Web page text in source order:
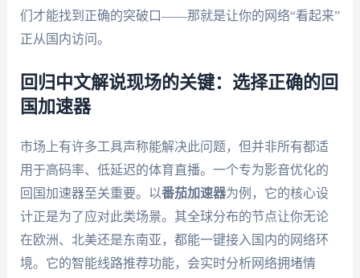
们才能找到正确的突破口——那就是让你的网络“看起来”
正从国内访问。
回归中文解说现场的关键：选择正确的回
国加速器
市场上有许多工具声称能解决此问题，但并非所有都适
用于高码率、低延迟的体育直播。一个专为影音优化的
回国加速器至关重要。以番茄加速器为例，它的核心设
计正是为了应对此类场景。其全球分布的节点让你无论
在欧洲、北美还是东南亚，都能一键接入国内的网络环
境。它的智能线路推荐功能，会实时分析网络拥堵情